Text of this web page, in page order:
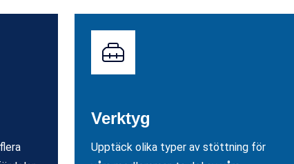
Verktyg
Upptäck olika typer av stöttning för